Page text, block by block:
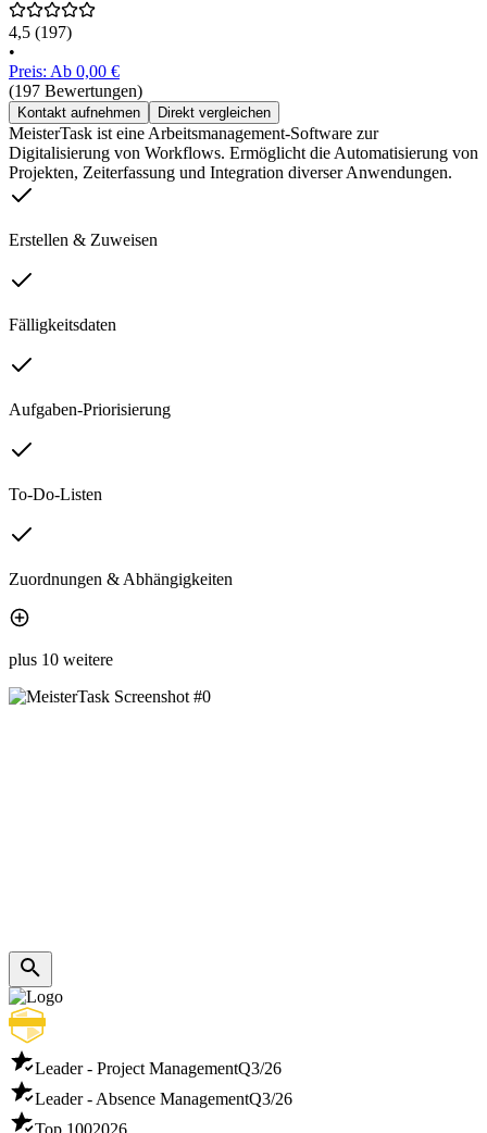
4,5 (197)
•
Preis: Ab 0,00 €
(197 Bewertungen)
Kontakt aufnehmen Direkt vergleichen
MeisterTask ist eine Arbeitsmanagement-Software zur
Digitalisierung von Workflows. Ermöglicht die Automatisierung von
Projekten, Zeiterfassung und Integration diverser Anwendungen.
Erstellen & Zuweisen
Fälligkeitsdaten
Aufgaben-Priorisierung
To-Do-Listen
Zuordnungen & Abhängigkeiten
plus 10 weitere
Leader - Project ManagementQ3/26
Leader - Absence ManagementQ3/26
Top 1002026